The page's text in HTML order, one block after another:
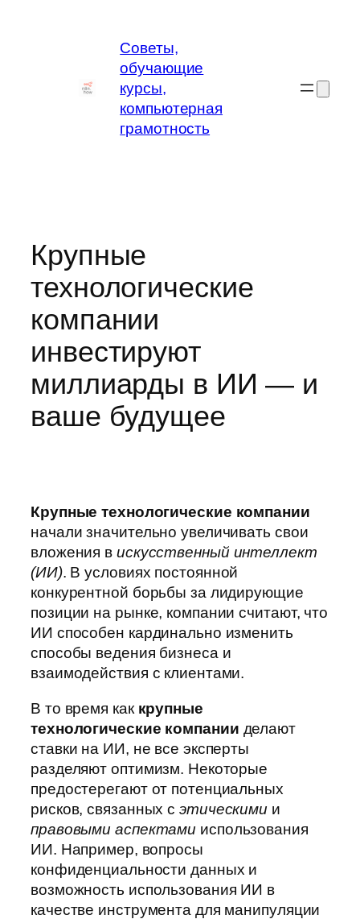
Советы,
обучающие
курсы,
компьютерная
грамотность
Крупные
технологические
компании
инвестируют
миллиарды в ИИ — и
ваше будущее
Крупные технологические компании
начали значительно увеличивать свои
вложения в искусственный интеллект
(ИИ). В условиях постоянной
конкурентной борьбы за лидирующие
позиции на рынке, компании считают, что
ИИ способен кардинально изменить
способы ведения бизнеса и
взаимодействия с клиентами.
В то время как крупные
технологические компании делают
ставки на ИИ, не все эксперты
разделяют оптимизм. Некоторые
предостерегают от потенциальных
рисков, связанных с этическими и
правовыми аспектами использования
ИИ. Например, вопросы
конфиденциальности данных и
возможность использования ИИ в
качестве инструмента для манипуляции